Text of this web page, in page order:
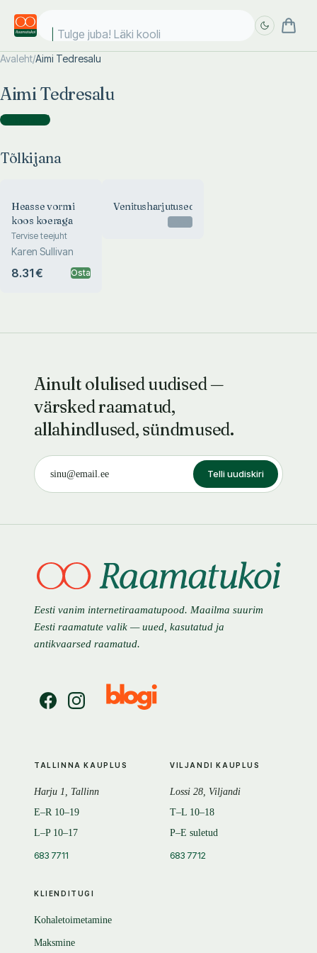
Tulge juba! Läki kooli!
Avaleht/Aimi Tedresalu
Aimi Tedresalu
Tõlkijana )
Tõlkijana
Heasse vormi
koos koeraga
Tervise teejuht
Karen Sullivan
8.31 € Osta
Venitusharjutused
Ainult olulised uudised —
värsked raamatud,
allahindlused, sündmused.
Telli uudiskiri
Eesti vanim internetiraamatupood. Maailma suurim
Eesti raamatute valik — uued, kasutatud ja
antikvaarsed raamatud.
KLIENDITUGI
Kohaletoimetamine
Maksmine
TALLINNA KAUPLUS
Harju 1, Tallinn
E–R 10–19
L–P 10–17
683 7711
VILJANDI KAUPLUS
Lossi 28, Viljandi
T–L 10–18
P–E suletud
683 7712